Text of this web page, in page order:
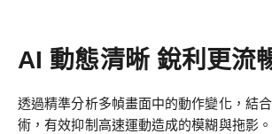
AI 動態清晰 銳利更流
透過精準分析多幀畫面中的動作變化，結
術，有效抑制高速運動造成的模糊與拖影